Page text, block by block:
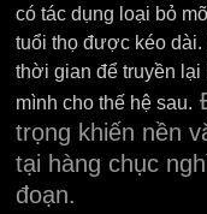
có tác dụng loại bỏ
tuổi thọ được kéo
thời gian để truyền
mình cho thế hệ sau.
trọng khiến nền
tại hàng chục
đoạn.